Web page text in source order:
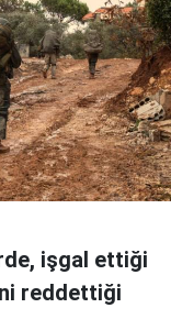
işgal ettiği
reddettiği